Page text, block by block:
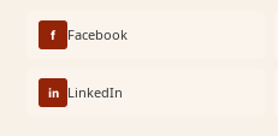
f Facebook
in LinkedIn